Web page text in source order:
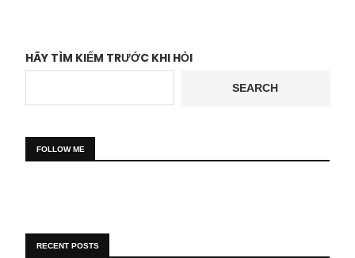
HÃY TÌM KIẾM TRƯỚC KHI HỎI
SEARCH
FOLLOW ME
RECENT POSTS